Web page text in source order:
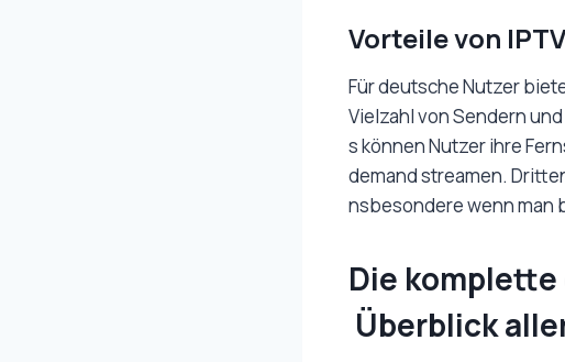
Vorteile von
Für deutsche Nutzer
Vielzahl von Sendern
s können Nutzer ihre
demand streamen.
nsbesondere wenn man
Die
Überblick